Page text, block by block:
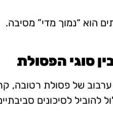
הוא “נמוך מדי” מסיבה.
של פסולת רטובה,
להוביל לסיכונים